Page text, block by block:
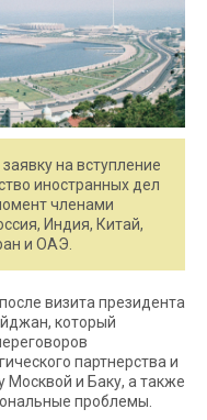
на вступление
иностранных дел
членами
Индия, Китай,
и ОАЭ.
визита президента
который
партнерства и
и Баку, а также
проблемы.